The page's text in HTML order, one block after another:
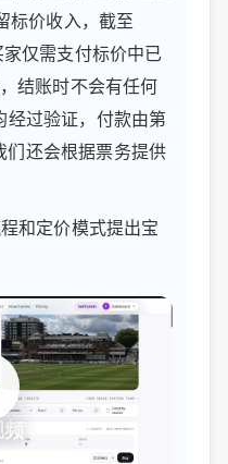
标价收入，截至
仅需支付标价中已
结账时不会有任何
过验证，付款由第
们还会根据票务提供
和定价模式提出宝